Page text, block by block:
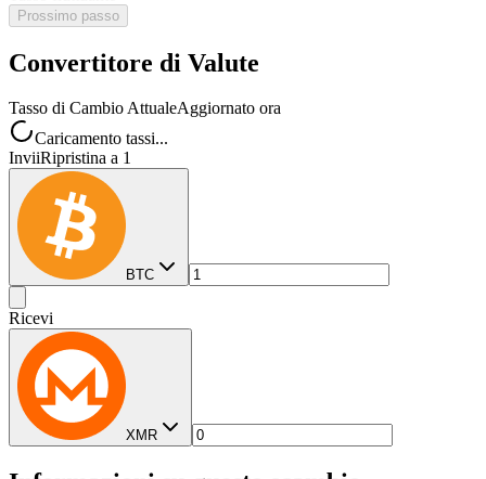
Prossimo passo
Convertitore di Valute
Tasso di Cambio AttualeAggiornato ora
Caricamento tassi...
InviiRipristina a 1
BTC
Ricevi
XMR